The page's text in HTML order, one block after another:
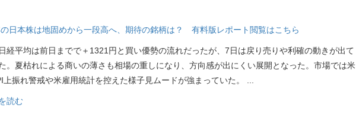
日本株は地固めから一段高へ、期待の銘柄は？ 有料版レポート閲覧はこちら
経平均は前日までで＋1321円と買い優勢の流れだったが、7日は戻り売りや利確の動きが出て
。夏枯れによる商いの薄さも相場の重しになり、方向感が出にくい展開となった。市場では米
上振れ警戒や米雇用統計を控えた様子見ムードが強まっていた。
...
読む